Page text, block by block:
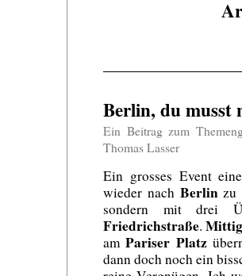
Berlin, du musst
Ein Beitrag zum
Thomas Lasser
Ein grosses Event
wieder nach Berlinzu
sondern mit drei
Friedrichstraße.
amPariser Platz
dann doch noch ein